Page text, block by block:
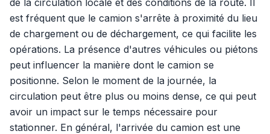
de la circulation locale et des conditions de la route. Il
est fréquent que le camion s'arrête à proximité du lieu
de chargement ou de déchargement, ce qui facilite les
opérations. La présence d'autres véhicules ou piétons
peut influencer la manière dont le camion se
positionne. Selon le moment de la journée, la
circulation peut être plus ou moins dense, ce qui peut
avoir un impact sur le temps nécessaire pour
stationner. En général, l'arrivée du camion est une